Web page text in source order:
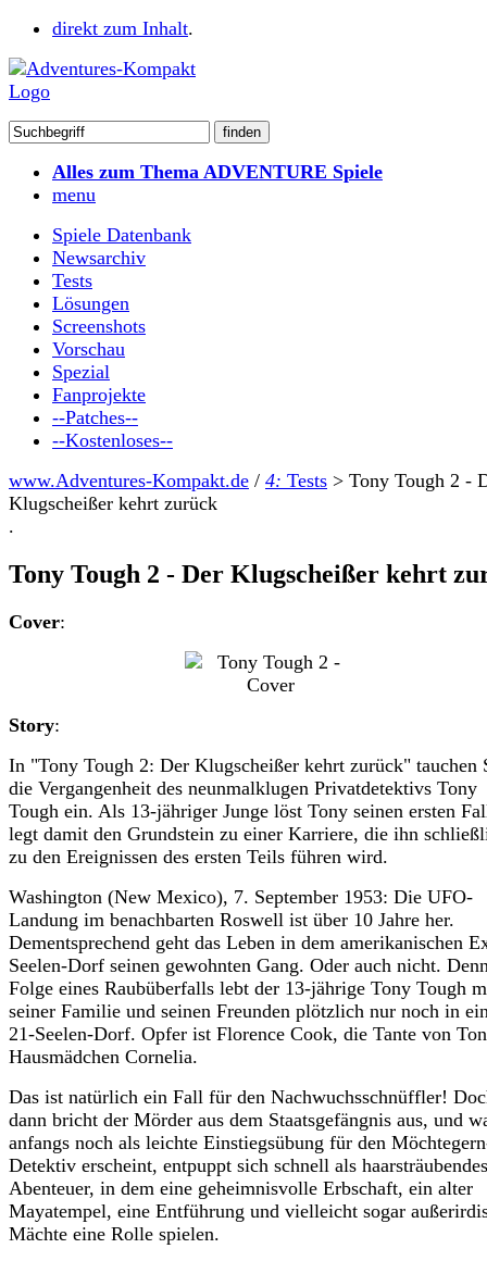
direkt zum Inhalt.
Alles zum Thema ADVENTURE Spiele
menu
Spiele Datenbank
Newsarchiv
Tests
Lösungen
Screenshots
Vorschau
Spezial
Fanprojekte
--Patches--
--Kostenloses--
www.Adventures-Kompakt.de / 4: Tests > Tony Tough 2 -
Klugscheißer kehrt zurück
.
Tony Tough 2 - Der Klugscheißer kehrt
Cover:
Story:
In "Tony Tough 2: Der Klugscheißer kehrt zurück" tauchen
die Vergangenheit des neunmalklugen Privatdetektivs Tony
Tough ein. Als 13-jähriger Junge löst Tony seinen ersten
legt damit den Grundstein zu einer Karriere, die ihn
zu den Ereignissen des ersten Teils führen wird.
Washington (New Mexico), 7. September 1953: Die UFO-
Landung im benachbarten Roswell ist über 10 Jahre her.
Dementsprechend geht das Leben in dem amerikanischen
Seelen-Dorf seinen gewohnten Gang. Oder auch nicht.
Folge eines Raubüberfalls lebt der 13-jährige Tony Tough
seiner Familie und seinen Freunden plötzlich nur noch in
21-Seelen-Dorf. Opfer ist Florence Cook, die Tante von
Hausmädchen Cornelia.
Das ist natürlich ein Fall für den Nachwuchsschnüffler!
dann bricht der Mörder aus dem Staatsgefängnis aus, und
anfangs noch als leichte Einstiegsübung für den
Detektiv erscheint, entpuppt sich schnell als haarsträubendes
Abenteuer, in dem eine geheimnisvolle Erbschaft, ein alter
Mayatempel, eine Entführung und vielleicht sogar
Mächte eine Rolle spielen.